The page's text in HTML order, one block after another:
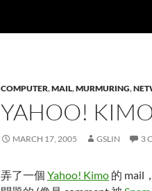
COMPUTER,MAIL,MURMURING,
YAHOO!
MARCH 17, 2005 GSLIN 3
弄了一個 Yahoo! Kimo 的 mail